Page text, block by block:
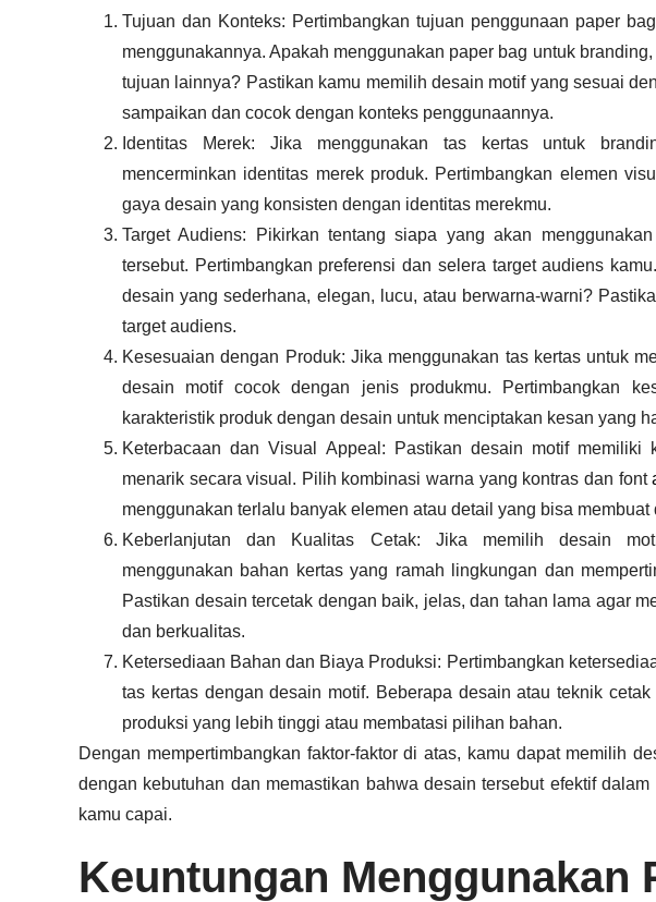
Tujuan dan Konteks: Pertimbangkan tujuan penggunaan paper
menggunakannya. Apakah menggunakan paper bag untuk
tujuan lainnya? Pastikan kamu memilih desain motif yang sesuai
sampaikan dan cocok dengan konteks penggunaannya.
Identitas Merek: Jika menggunakan tas kertas untuk
mencerminkan identitas merek produk. Pertimbangkan elemen
gaya desain yang konsisten dengan identitas merekmu.
Target Audiens: Pikirkan tentang siapa yang akan
tersebut. Pertimbangkan preferensi dan selera target audiens
desain yang sederhana, elegan, lucu, atau berwarna-warni?
target audiens.
Kesesuaian dengan Produk: Jika menggunakan tas kertas untuk
desain motif cocok dengan jenis produkmu. Pertimbangkan
karakteristik produk dengan desain untuk menciptakan kesan yang
Keterbacaan dan Visual Appeal: Pastikan desain motif memiliki
menarik secara visual. Pilih kombinasi warna yang kontras dan font
menggunakan terlalu banyak elemen atau detail yang bisa
Keberlanjutan dan Kualitas Cetak: Jika memilih desain
menggunakan bahan kertas yang ramah lingkungan dan
Pastikan desain tercetak dengan baik, jelas, dan tahan lama agar
dan berkualitas.
Ketersediaan Bahan dan Biaya Produksi: Pertimbangkan
tas kertas dengan desain motif. Beberapa desain atau teknik
produksi yang lebih tinggi atau membatasi pilihan bahan.
Dengan mempertimbangkan faktor-faktor di atas, kamu dapat memilih
dengan kebutuhan dan memastikan bahwa desain tersebut efektif
kamu capai.
Keuntungan Menggunakan